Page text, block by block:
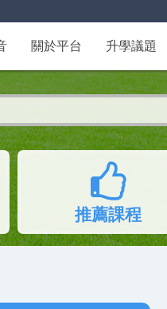
關於平台 升學議題
推薦課程